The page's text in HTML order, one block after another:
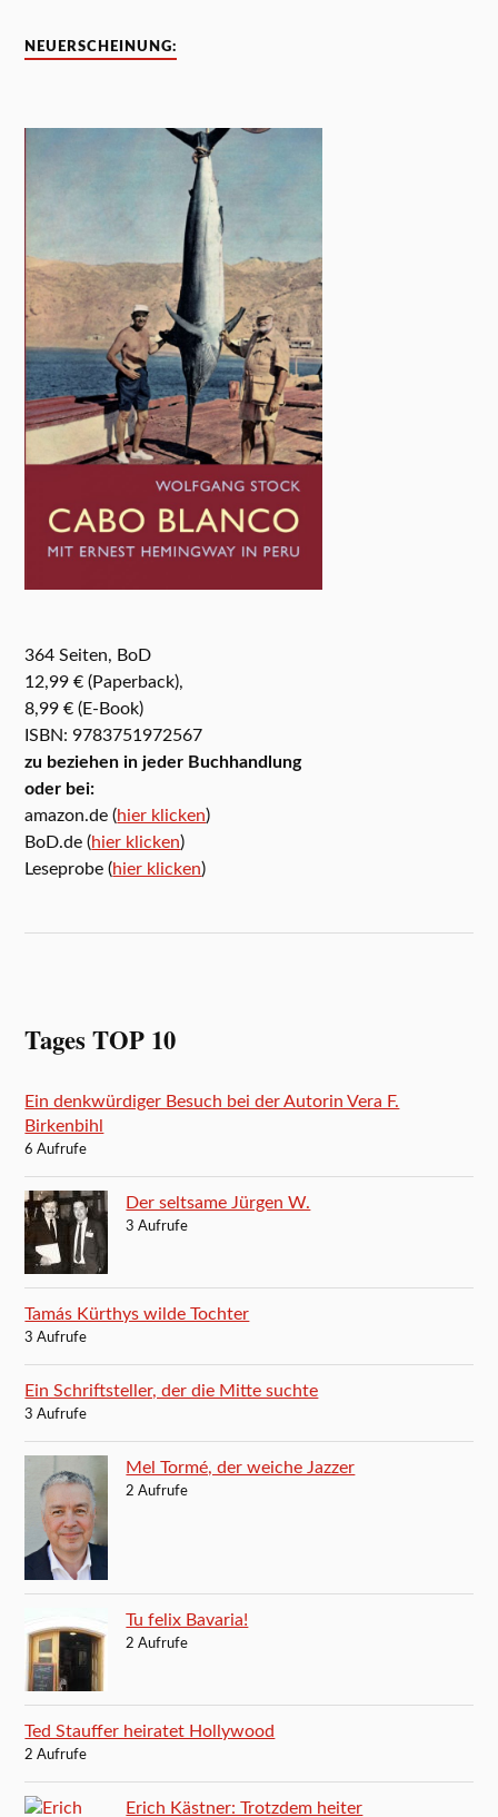
NEUERSCHEINUNG:
364 Seiten, BoD
12,99 € (Paperback),
8,99 € (E-Book)
ISBN: 9783751972567
zu beziehen in jeder Buchhandlung
oder bei:
amazon.de (hier klicken)
BoD.de (hier klicken)
Leseprobe (hier klicken)
Tages TOP 10
Ein denkwürdiger Besuch bei der Autorin Vera F.
Birkenbihl
6 Aufrufe
Der seltsame Jürgen W.
3 Aufrufe
Tamás Kürthys wilde Tochter
3 Aufrufe
Ein Schriftsteller, der die Mitte suchte
3 Aufrufe
Mel Tormé, der weiche Jazzer
2 Aufrufe
Tu felix Bavaria!
2 Aufrufe
Ted Stauffer heiratet Hollywood
2 Aufrufe
Erich Kästner: Trotzdem heiter